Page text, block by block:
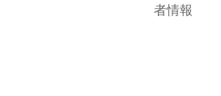
者情報